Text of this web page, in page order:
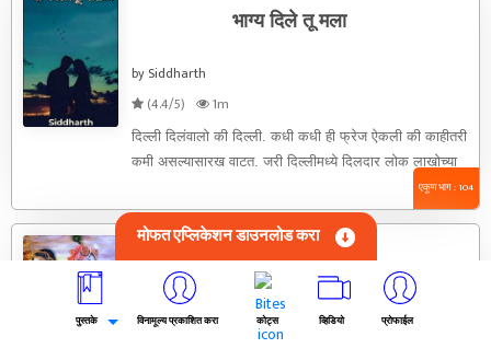
भाग्य दिले तू मला
by Siddharth
(4.4/5)
1m
दिल्ली दिलंवालो की दिल्ली. कधी कधी ही फ्रेज ऐकली की काहीतरी
कमी असल्यासारख वाटत. जरी दिल्लीमध्ये दिलदार लोक लाखोच्या
एकूण भाग : 104
बंदिनी..
by प्रीत
मोफत एप्लिकेशन डाउनलोड करा
पुस्तके विनामूल्य प्रकाशित करा कोट्स व्हिडियो प्रोफाईल